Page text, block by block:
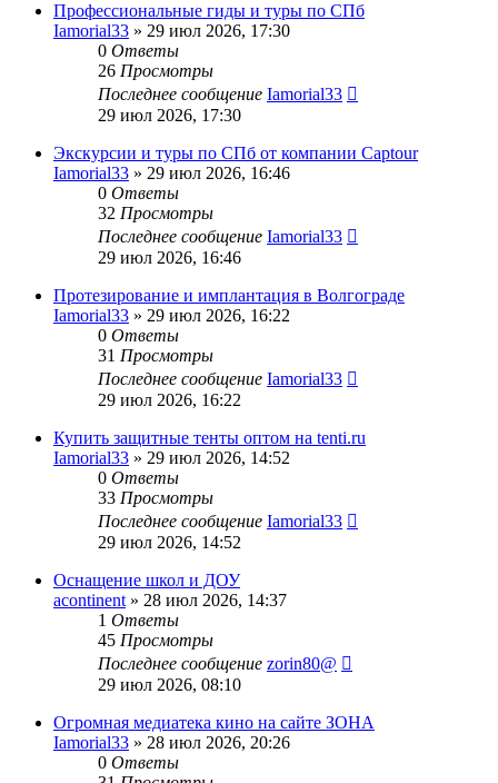
Профессиональные гиды и туры по СПб
Iamorial33 » 29 июл 2026, 17:30
0 Ответы
26 Просмотры
Последнее сообщение Iamorial33
29 июл 2026, 17:30
Экскурсии и туры по СПб от компании Captour
Iamorial33 » 29 июл 2026, 16:46
0 Ответы
32 Просмотры
Последнее сообщение Iamorial33
29 июл 2026, 16:46
Протезирование и имплантация в Волгограде
Iamorial33 » 29 июл 2026, 16:22
0 Ответы
31 Просмотры
Последнее сообщение Iamorial33
29 июл 2026, 16:22
Купить защитные тенты оптом на tenti.ru
Iamorial33 » 29 июл 2026, 14:52
0 Ответы
33 Просмотры
Последнее сообщение Iamorial33
29 июл 2026, 14:52
Оснащение школ и ДОУ
acontinent » 28 июл 2026, 14:37
1 Ответы
45 Просмотры
Последнее сообщение zorin80@
29 июл 2026, 08:10
Огромная медиатека кино на сайте ЗОНА
Iamorial33 » 28 июл 2026, 20:26
0 Ответы